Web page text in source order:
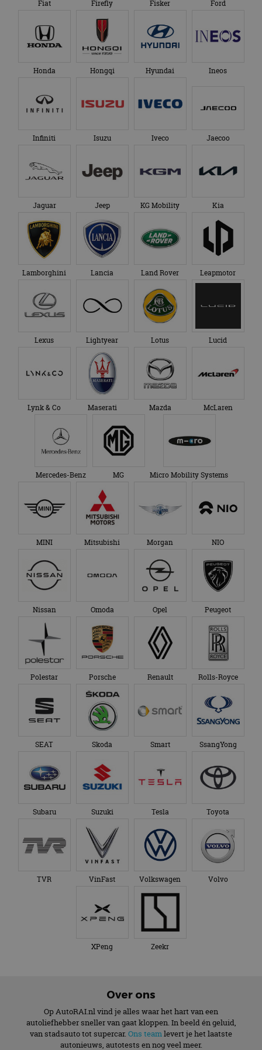
Fiat Firefly Fisker Ford
Honda Hongqi Hyundai Ineos
Infiniti Isuzu Iveco Jaecoo
Jaguar Jeep KG Mobility Kia
Lamborghini Lancia Land Rover Leapmotor
Lexus Lightyear Lotus Lucid
Lynk & Co Maserati Mazda McLaren
Mercedes-Benz MG Micro Mobility Systems
MINI Mitsubishi Morgan NIO
Nissan Omoda Opel Peugeot
Polestar Porsche Renault Rolls-Royce
SEAT Skoda Smart SsangYong
Subaru Suzuki Tesla Toyota
TVR VinFast Volkswagen Volvo
XPeng Zeekr
Over ons
Op AutoRAI.nl vind je alles waar het hart van een
autoliefhebber sneller van gaat kloppen. In beeld én geluid,
van stadsauto tot supercar. Ons teamlevert je het laatste
autonieuws, autotests en nog veel meer.